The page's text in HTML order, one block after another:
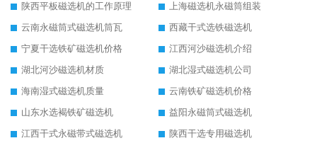
陕西平板磁选机的工作原理
上海磁选机永磁筒组装
云南永磁筒式磁选机筒瓦
西藏干式选铁磁选机
宁夏干选铁矿磁选机价格
江西河沙磁选机介绍
湖北河沙磁选机材质
湖北湿式磁选机公司
海南湿式磁选机质量
云南铁矿磁选机价格
山东水选褐铁矿磁选机
益阳永磁筒式磁选机
江西干式永磁带式磁选机
陕西干选专用磁选机